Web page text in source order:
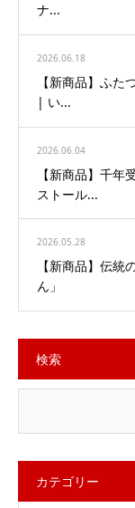
ナ...
2026.06.18
【新商品】ふた
| い...
2026.06.04
【新商品】千年
ストール...
2026.05.28
【新商品】伝
ん」
検索
カテゴリー